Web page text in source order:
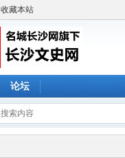
收藏本站
论坛